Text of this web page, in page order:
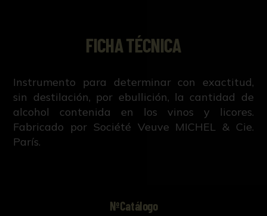
FICHA TÉCNICA
Instrumento para determinar con exactitud,
sin destilación, por ebullición, la cantidad de
alcohol contenida en los vinos y licores.
Fabricado por Société Veuve MICHEL & Cie.
París.
NºCatálogo